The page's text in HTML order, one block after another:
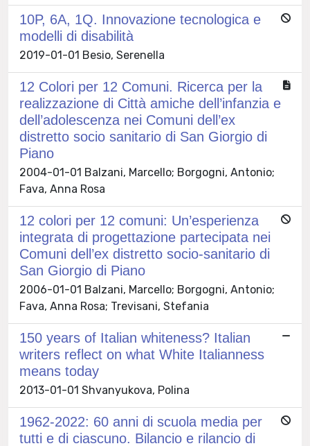
10P, 6A, 1Q. Innovazione tecnologica e
modelli di disabilità
2019-01-01 Besio, Serenella
12 Colori per 12 Comuni. Ricerca per la
realizzazione di Città amiche dell’infanzia e
dell’adolescenza nei Comuni dell’ex
distretto socio sanitario di San Giorgio di
Piano
2004-01-01 Balzani, Marcello; Borgogni, Antonio;
Fava, Anna Rosa
12 colori per 12 comuni: Un’esperienza
integrata di progettazione partecipata nei
Comuni dell’ex distretto socio-sanitario di
San Giorgio di Piano
2006-01-01 Balzani, Marcello; Borgogni, Antonio;
Fava, Anna Rosa; Trevisani, Stefania
150 years of Italian whiteness? Italian
writers reflect on what White Italianness
means today
2013-01-01 Shvanyukova, Polina
1962-2022: 60 anni di scuola media per
tutti e di ciascuno. Bilancio e rilancio di